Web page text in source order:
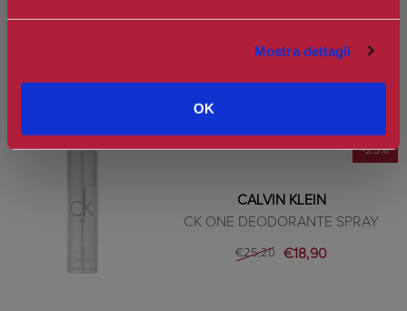
Mostra dettagli
OK
CK ONE DEODORANTE STICK
€25,20 €18,90
-25%
CALVIN KLEIN
CK ONE DEODORANTE SPRAY
€25,20 €18,90